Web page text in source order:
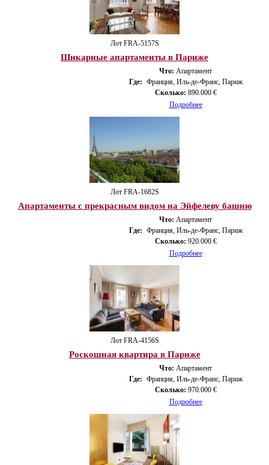
Лот FRA-5157S
Шикарные апартаменты в Париже
Что: Апартамент
Где: Франция, Иль-де-Франс, Париж
Сколько: 890.000 €
Подробнее
Лот FRA-1682S
Апартаменты с прекрасным видом на Эйфелеву башню
Что: Апартамент
Где: Франция, Иль-де-Франс, Париж
Сколько: 920.000 €
Подробнее
Лот FRA-4156S
Роскошная квартира в Париже
Что: Апартамент
Где: Франция, Иль-де-Франс, Париж
Сколько: 970.000 €
Подробнее